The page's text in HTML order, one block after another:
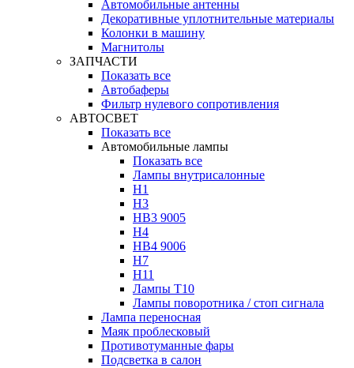
Автомобильные антенны
Декоративные уплотнительные материалы
Колонки в машину
Магнитолы
ЗАПЧАСТИ
Показать все
Автобаферы
Фильтр нулевого сопротивления
АВТОСВЕТ
Показать все
Автомобильные лампы
Показать все
Лампы внутрисалонные
H1
H3
HB3 9005
H4
HB4 9006
H7
H11
Лампы Т10
Лампы поворотника / стоп сигнала
Лампа переносная
Маяк проблесковый
Противотуманные фары
Подсветка в салон